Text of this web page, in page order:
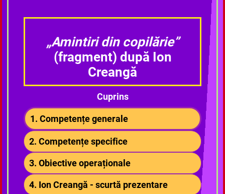
„Amintiri din copilărie”
(fragment) după Ion
Creangă
Cuprins
1. Competențe generale
2. Competențe specifice
3. Obiective operaționale
4. Ion Creangă - scurtă prezentare